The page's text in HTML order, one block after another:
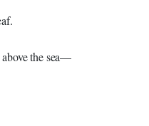
the sea—